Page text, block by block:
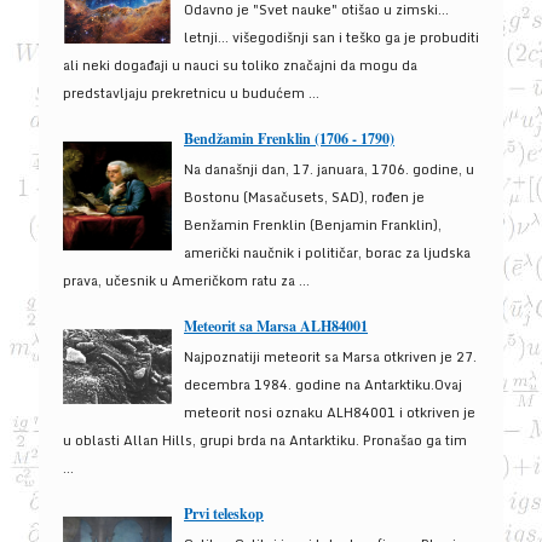
Odavno je "Svet nauke" otišao u zimski...
letnji... višegodišnji san i teško ga je probuditi
ali neki događaji u nauci su toliko značajni da mogu da
predstavljaju prekretnicu u budućem ...
Bendžamin Frenklin (1706 - 1790)
Na današnji dan, 17. januara, 1706. godine, u
Bostonu (Masačusets, SAD), rođen je
Benžamin Frenklin (Benjamin Franklin),
američki naučnik i političar, borac za ljudska
prava, učesnik u Američkom ratu za ...
Meteorit sa Marsa ALH84001
Najpoznatiji meteorit sa Marsa otkriven je 27.
decembra 1984. godine na Antarktiku.Ovaj
meteorit nosi oznaku ALH84001 i otkriven je
u oblasti Allan Hills, grupi brda na Antarktiku. Pronašao ga tim
...
Prvi teleskop